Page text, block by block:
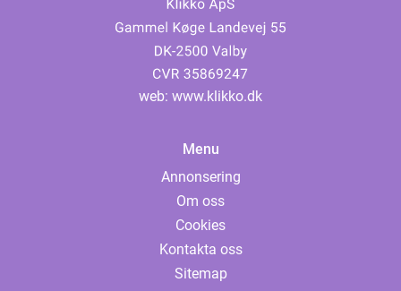
web: www.klikko.dk
Menu
Annonsering
Om oss
Cookies
Kontakta oss
Sitemap